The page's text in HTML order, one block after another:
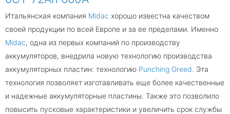
Итальянская компания Midac хорошо известна качеством
своей продукции по всей Европе и за ее пределами. Именно
Midac, одна из первых компаний по производству
аккумуляторов, внедрила новую технологию производства
аккумуляторных пластин: технологию Punching Greed. Эта
технология позволяет изготавливать еще более качественные
и надежные аккумуляторные пластины. Также это позволило
повысить пусковые характеристики и увеличить срок службы